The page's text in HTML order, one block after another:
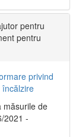
pentru
pentru
privind
măsurile de
2021 -